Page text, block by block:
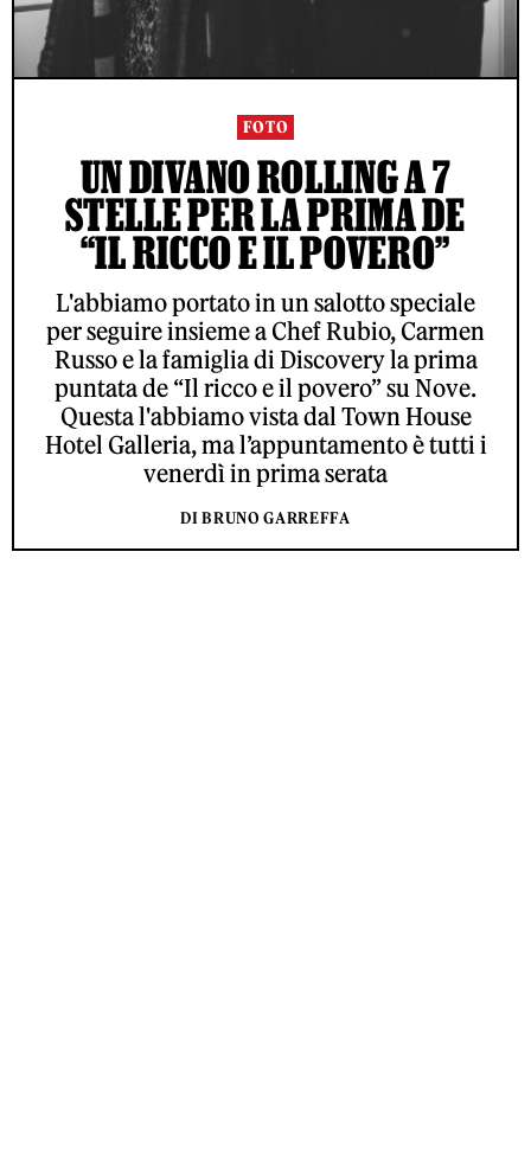
FOTO
UN DIVANO ROLLING A 7
STELLE PER LA PRIMA DE
“IL RICCO E IL POVERO”
L'abbiamo portato in un salotto speciale
per seguire insieme a Chef Rubio, Carmen
Russo e la famiglia di Discovery la prima
puntata de “Il ricco e il povero” su Nove.
Questa l'abbiamo vista dal Town House
Hotel Galleria, ma l’appuntamento è tutti i
venerdì in prima serata
DI BRUNO GARREFFA